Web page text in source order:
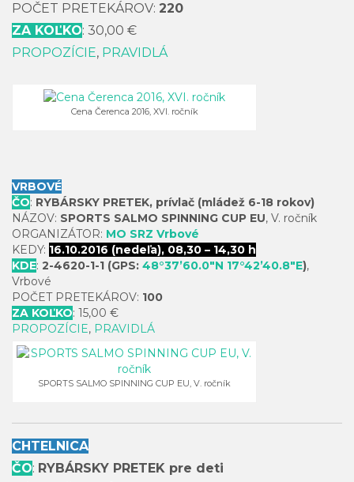
POČET PRETEKÁROV: 220
ZA KOĽKO: 30,00 €
PROPOZÍCIE, PRAVIDLÁ
Cena Čerenca 2016, XVI. ročník
VRBOVÉ
ČO: RYBÁRSKY PRETEK, prívlač (mládež 6-18 rokov)
NÁZOV: SPORTS SALMO SPINNING CUP EU, V. ročník
ORGANIZÁTOR: MO SRZ Vrbové
KEDY: 16.10.2016 (nedeľa), 08,30 – 14,30 h
KDE: 2-4620-1-1 (GPS: 48°37’60.0″N 17°42’40.8″E),
Vrbové
POČET PRETEKÁROV: 100
ZA KOĽKO: 15,00 €
PROPOZÍCIE, PRAVIDLÁ
SPORTS SALMO SPINNING CUP EU, V. ročník
CHTELNICA
ČO: RYBÁRSKY PRETEK pre deti